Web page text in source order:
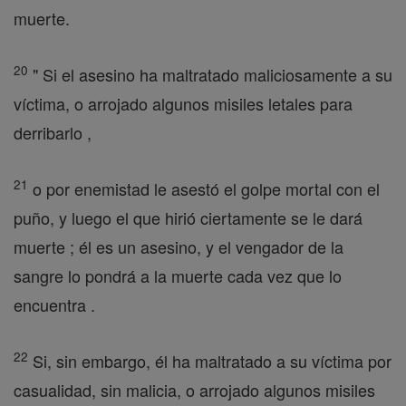
muerte.
20 " Si el asesino ha maltratado maliciosamente a su
víctima, o arrojado algunos misiles letales para
derribarlo ,
21 o por enemistad le asestó el golpe mortal con el
puño, y luego el que hirió ciertamente se le dará
muerte ; él es un asesino, y el vengador de la
sangre lo pondrá a la muerte cada vez que lo
encuentra .
22 Si, sin embargo, él ha maltratado a su víctima por
casualidad, sin malicia, o arrojado algunos misiles